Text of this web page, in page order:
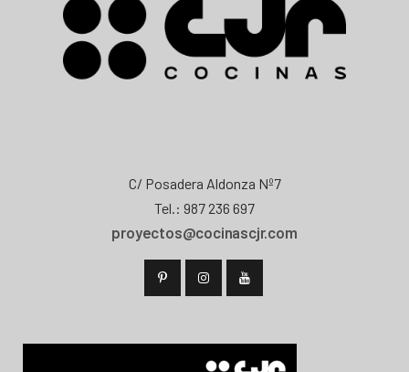
C/ Posadera Aldonza Nº7
Tel.: 987 236 697
proyectos@cocinascjr.com